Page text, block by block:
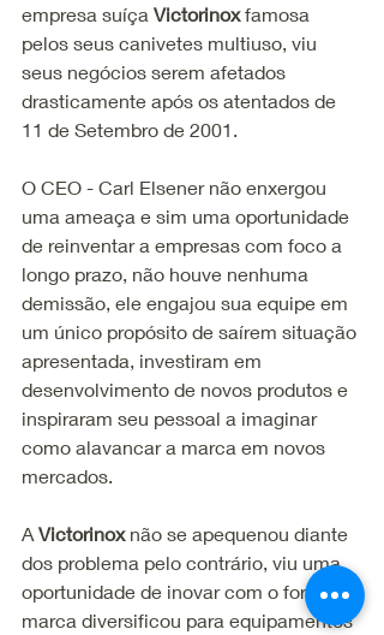
empresa suíça Victorinox famosa
pelos seus canivetes multiuso, viu
seus negócios serem afetados
drasticamente após os atentados de
11 de Setembro de 2001.
O CEO - Carl Elsener não enxergou
uma ameaça e sim uma oportunidade
de reinventar a empresas com foco a
longo prazo, não houve nenhuma
demissão, ele engajou sua equipe em
um único propósito de saírem situação
apresentada, investiram em
desenvolvimento de novos produtos e
inspiraram seu pessoal a imaginar
como alavancar a marca em novos
mercados.
A Victorinox não se apequenou diante
dos problema pelo contrário, viu uma
oportunidade de inovar com o força da
marca diversificou para equipamentos